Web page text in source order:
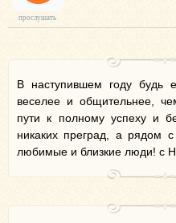
прослушать
В наступившем году будь
веселее и общительнее,
пути к полному успеху и
никаких преград, а рядом
любимые и близкие люди! с